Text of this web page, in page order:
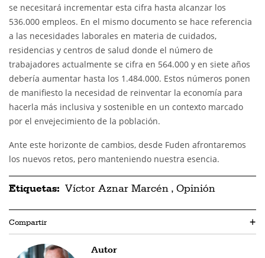
se necesitará incrementar esta cifra hasta alcanzar los
536.000 empleos. En el mismo documento se hace referencia
a las necesidades laborales en materia de cuidados,
residencias y centros de salud donde el número de
trabajadores actualmente se cifra en 564.000 y en siete años
debería aumentar hasta los 1.484.000. Estos números ponen
de manifiesto la necesidad de reinventar la economía para
hacerla más inclusiva y sostenible en un contexto marcado
por el envejecimiento de la población.
Ante este horizonte de cambios, desde Fuden afrontaremos
los nuevos retos, pero manteniendo nuestra esencia.
Etiquetas: Víctor Aznar Marcén , Opinión
Compartir +
Autor